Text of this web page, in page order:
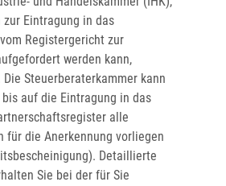
Eintragung in das
Registergericht zur
werden kann,
Steuerberaterkammer kann
auf die Eintragung in das
alle
für die Anerkennung vorliegen
Detaillierte
Sie bei der für Sie